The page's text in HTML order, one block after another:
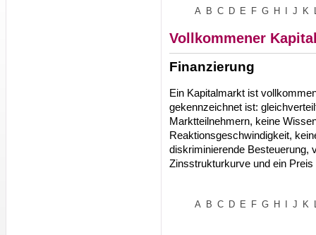
A B C D E F G H J K
Vollkommener
Finanzierung
Ein Kapitalmarkt ist
gekennzeichnet ist:
Marktteilnehmern, keine
Reaktionsgeschwindigkeit,
diskriminierende Besteuerung,
Zinsstrukturkurve und ein
A B C D E F G H J K